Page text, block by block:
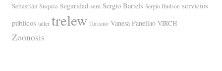
Sebastián Suquia Seguridad sem Sergio Bartels Sergio Hudson servicios
públicos taller trelew Turismo Vanesa Panellao VIRCH
Zoonosis